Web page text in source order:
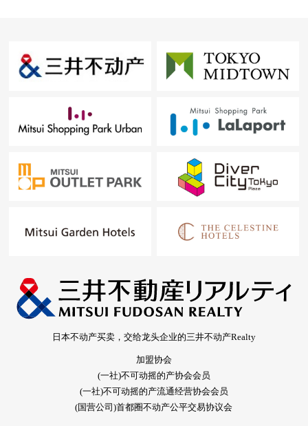
日本不动产买卖，交给龙头企业的三井不动产Realty
加盟协会
(一社)不可动摇的产协会会员
(一社)不可动摇的产流通经营协会会员
(国营公司)首都圈不动产公平交易协议会